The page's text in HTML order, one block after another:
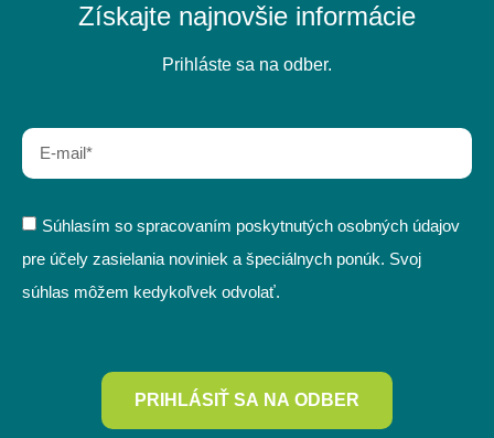
Získajte najnovšie informácie
Prihláste sa na odber.
Súhlasím so spracovaním poskytnutých osobných údajov
pre účely zasielania noviniek a špeciálnych ponúk. Svoj
súhlas môžem kedykoľvek odvolať.
PRIHLÁSIŤ SA NA ODBER